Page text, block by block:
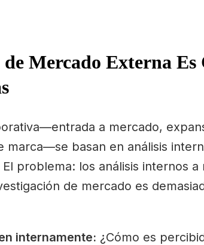
Mercado Externa
a mercado,
marca—se basan en análisis
problema: los análisis internos a
de mercado es
internamente: ¿Cómo es